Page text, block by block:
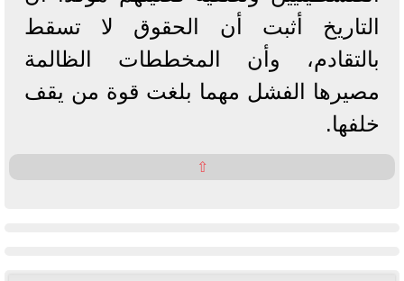
التاريخ أثبت أن الحقوق لا تسقط
بالتقادم، وأن المخططات الظالمة
مصيرها الفشل مهما بلغت قوة من يقف
خلفها.
⇧